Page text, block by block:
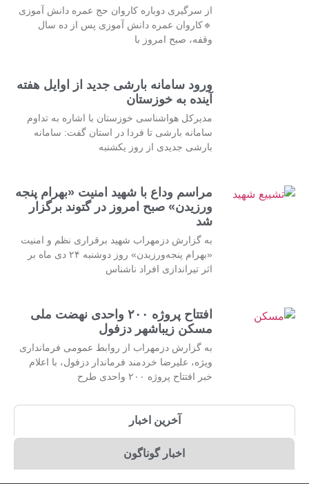
از سرگیری دوباره کاروان حج عمره دانش آموزی
🔹کاروان عمره دانش آموزی پس از ده سال
وقفه، صبح امروز با
ورود سامانه بارشی جدید از اوایل هفته
آینده به خوزستان
مدیرکل هواشناسی خوزستان با اشاره به تداوم
سامانه بارشی تا فردا در استان گفت: سامانه
بارشی جدیدی از روز یکشنبه
مراسم وداع با شهید امنیت «بهرام پنجه
ورزیدن» صبح امروز در گتوند برگزار
شد
به گزارش دزمهراب شهید برقراری نظم و امنیت
«بهرام پنجه‌ورزیدن» روز دوشنبه ۲۴ دی ماه بر
اثر تیراندازی افراد ناشناس
افتتاح پروژه ۲۰۰ واحدی نهضت ملی
مسکن زیباشهر دزفول
به گزارش دزمهراب از روابط عمومی فرمانداری
ویژه، علیرضا خردمند فرماندار دزفول، با اعلام
خبر افتتاح پروژه ۲۰۰ واحدی طرح
آخرین اخبار
اخبار گوناگون